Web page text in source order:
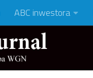
ABC inwestora